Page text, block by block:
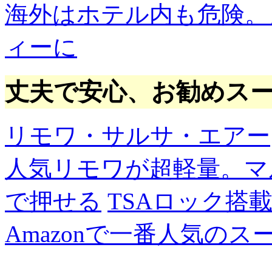
海外はホテル内も危険
ィーに
丈夫で安心、お勧めス
リモワ・サルサ・エアー
人気リモワが超軽量。
で押せる TSAロック搭
Amazonで一番人気のス